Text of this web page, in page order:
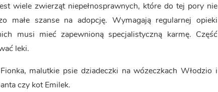
wiele zwierząt niepełnosprawnych, które do tej pory nie
małe szanse na adopcję. Wymagają regularnej opieki
musi mieć zapewnioną specjalistyczną karmę. Część
leki.
malutkie psie dziadeczki na wózeczkach Włodzio i
czy kot Emilek.